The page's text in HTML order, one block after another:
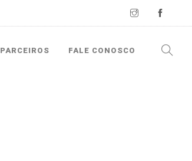
PARCEIROS FALE CONOSCO